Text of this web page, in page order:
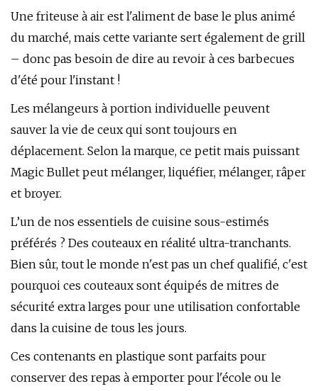
Une friteuse à air est l'aliment de base le plus animé
du marché, mais cette variante sert également de grill
– donc pas besoin de dire au revoir à ces barbecues
d'été pour l'instant !
Les mélangeurs à portion individuelle peuvent
sauver la vie de ceux qui sont toujours en
déplacement. Selon la marque, ce petit mais puissant
Magic Bullet peut mélanger, liquéfier, mélanger, râper
et broyer.
L’un de nos essentiels de cuisine sous-estimés
préférés ? Des couteaux en réalité ultra-tranchants.
Bien sûr, tout le monde n'est pas un chef qualifié, c'est
pourquoi ces couteaux sont équipés de mitres de
sécurité extra larges pour une utilisation confortable
dans la cuisine de tous les jours.
Ces contenants en plastique sont parfaits pour
conserver des repas à emporter pour l'école ou le